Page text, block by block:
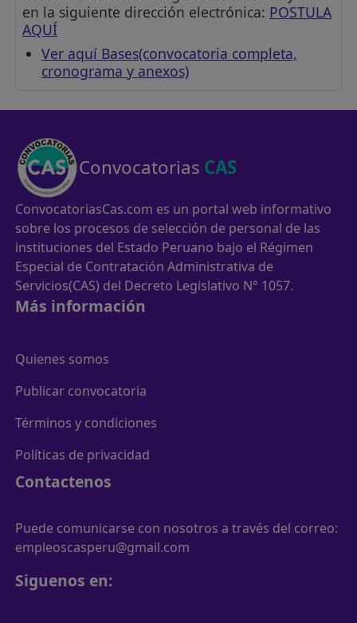
en la siguiente dirección electrónica: POSTULA
AQUÍ
Ver aquí Bases(convocatoria completa,
cronograma y anexos)
Convocatorias CAS
ConvocatoriasCas.com es un portal web informativo
sobre los procesos de selección de personal de las
instituciones del Estado Peruano bajo el Régimen
Especial de Contratación Administrativa de
Servicios(CAS) del Decreto Legislativo N° 1057.
Más información
Quienes somos
Publicar convocatoria
Términos y condiciones
Políticas de privacidad
Contactenos
Puede comunicarse con nosotros a través del correo:
empleoscasperu@gmail.com
Siguenos en: